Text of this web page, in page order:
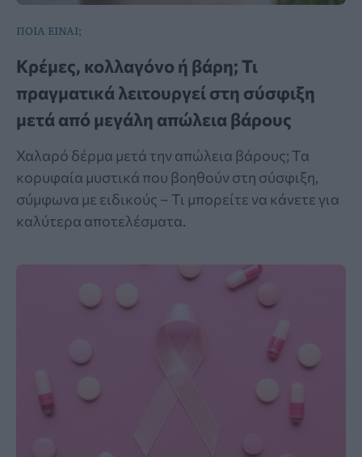
ΠΟΙΑ ΕΙΝΑΙ;
Κρέμες, κολλαγόνο ή βάρη; Τι
πραγματικά λειτουργεί στη σύσφιξη
μετά από μεγάλη απώλεια βάρους
Χαλαρό δέρμα μετά την απώλεια βάρους; Τα
κορυφαία μυστικά που βοηθούν στη σύσφιξη,
σύμφωνα με ειδικούς – Τι μπορείτε να κάνετε για
καλύτερα αποτελέσματα.